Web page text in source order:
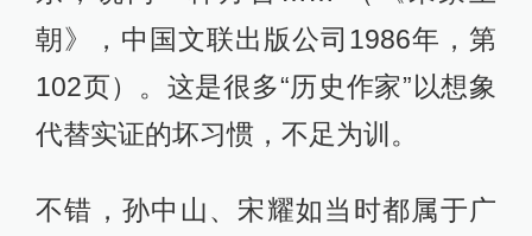
朝》，中国文联出版公司1986年，第
102页）。这是很多“历史作家”以想象
代替实证的坏习惯，不足为训。
不错，孙中山、宋耀如当时都属于广